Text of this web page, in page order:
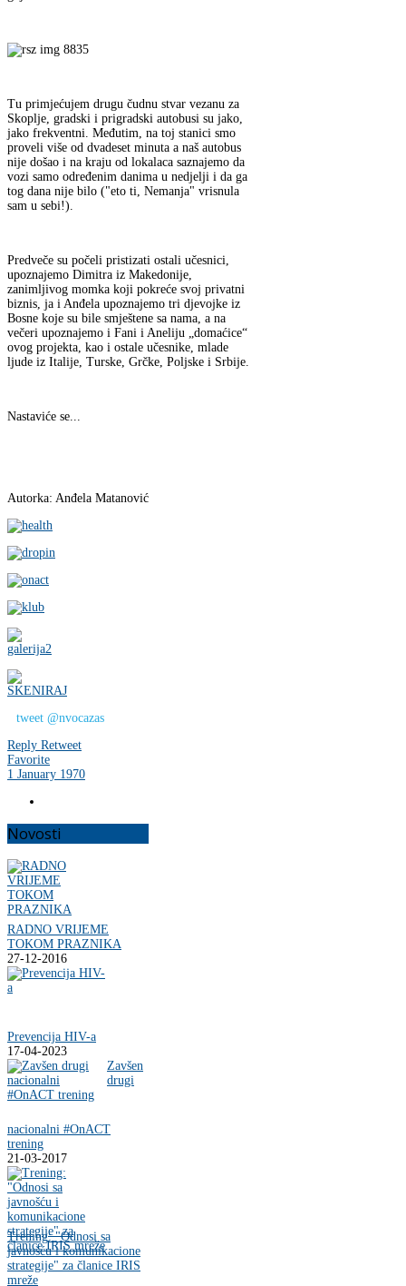
Tu primjećujem drugu čudnu stvar vezanu za
Skoplje, gradski i prigradski autobusi su jako,
jako frekventni. Međutim, na toj stanici smo
proveli više od dvadeset minuta a naš autobus
nije došao i na kraju od lokalaca saznajemo da
vozi samo određenim danima u nedjelji i da ga
tog dana nije bilo ("eto ti, Nemanja" vrisnula
sam u sebi!).
Predveče su počeli pristizati ostali učesnici,
upoznajemo Dimitra iz Makedonije,
zanimljivog momka koji pokreće svoj privatni
biznis, ja i Anđela upoznajemo tri djevojke iz
Bosne koje su bile smještene sa nama, a na
večeri upoznajemo i Fani i Aneliju „domaćice“
ovog projekta, kao i ostale učesnike, mlade
ljude iz Italije, Turske, Grčke, Poljske i Srbije.
Nastaviće se...
Autorka: Anđela Matanović
tweet @nvocazas
Reply Retweet
Favorite
1 January 1970
Novosti
RADNO VRIJEME
TOKOM PRAZNIKA
27-12-2016
Prevencija HIV-a
17-04-2023
Zavšen
drugi
nacionalni #OnACT
trening
21-03-2017
Trening: "Odnosi sa
javnošću i komunikacione
strategije" za članice IRIS
mreže